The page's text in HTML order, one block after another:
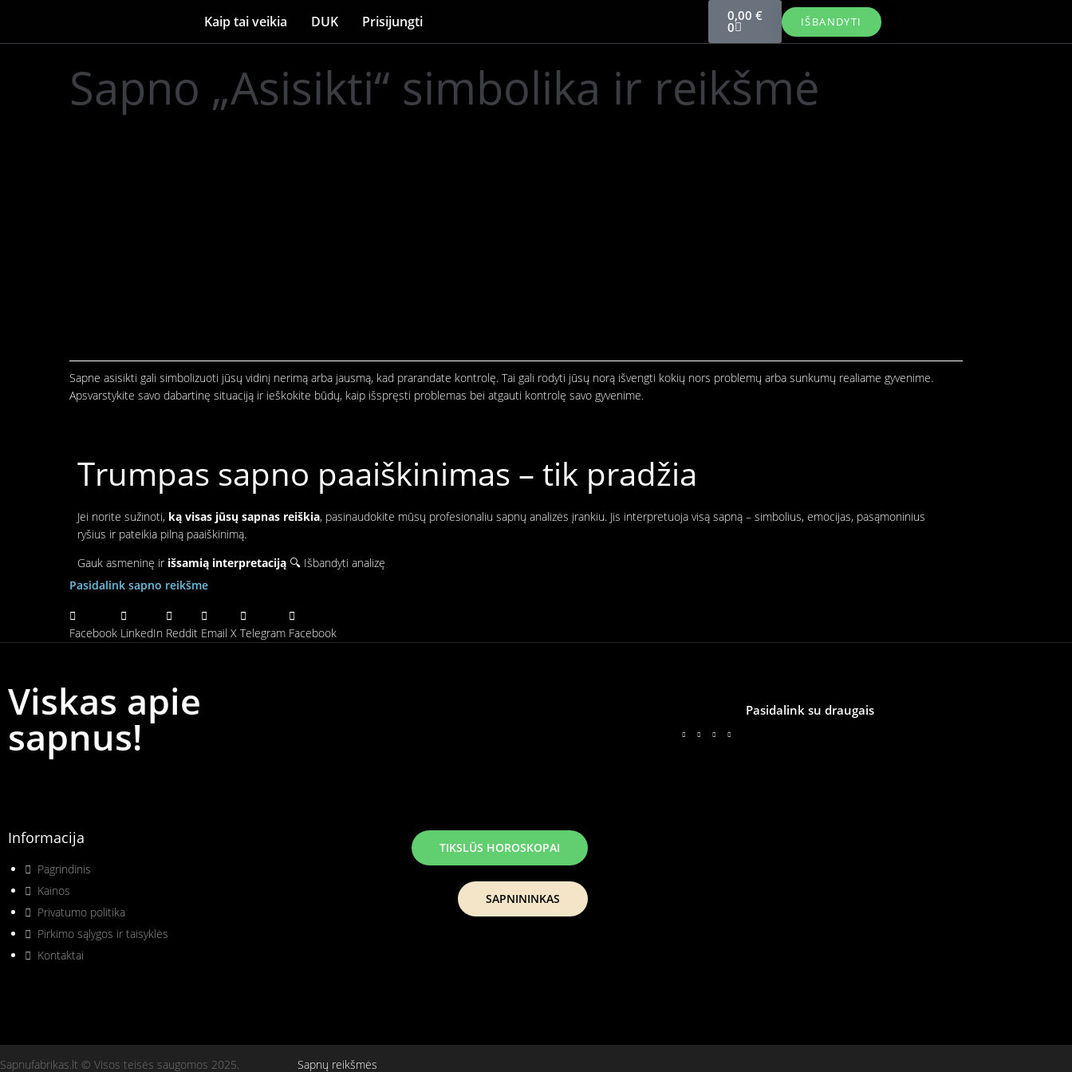
Kaip tai veikia DUK Prisijungti 0,00 €
0 IŠBANDYTI
Sapno „Asisikti“ simbolika ir reikšmė
Sapne asisikti gali simbolizuoti jūsų vidinį nerimą arba jausmą, kad prarandate kontrolę. Tai gali rodyti jūsų norą išvengti kokių nors problemų arba sunkumų realiame gyvenime.
Apsvarstykite savo dabartinę situaciją ir ieškokite būdų, kaip išspręsti problemas bei atgauti kontrolę savo gyvenime.
Trumpas sapno paaiškinimas – tik pradžia
Jei norite sužinoti, ką visas jūsų sapnas reiškia, pasinaudokite mūsų profesionaliu sapnų analizės įrankiu. Jis interpretuoja visą sapną – simbolius, emocijas, pasąmoninius
ryšius ir pateikia pilną paaiškinimą.
Gauk asmeninę ir išsamią interpretaciją 🔍 Išbandyti analizę
Pasidalink sapno reikšme
Facebook LinkedIn Reddit Email X Telegram Facebook
Viskas apie
sapnus!
Pasidalink su draugais
Informacija
Pagrindinis
Kainos
Privatumo politika
Pirkimo sąlygos ir taisyklės
Kontaktai
TIKSLŪS HOROSKOPAI
SAPNININKAS
Sapnufabrikas.lt © Visos teisės saugomos 2025. Sapnų reikšmės